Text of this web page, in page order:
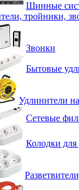
Шинные
тройники,
Звонки
Бытовые
Удлинители
Сетевые
Колодки для